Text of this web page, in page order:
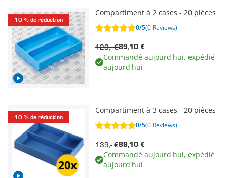
10 % de réduction
Compartiment à 2 cases - 20 pièces
0/5(0 Reviews)
89,10 €
129,- €
Commandé aujourd'hui, expédié
aujourd'hui
10 % de réduction
Compartiment à 3 cases - 20 pièces
0/5(0 Reviews)
89,10 €
139,- €
Commandé aujourd'hui, expédié
aujourd'hui